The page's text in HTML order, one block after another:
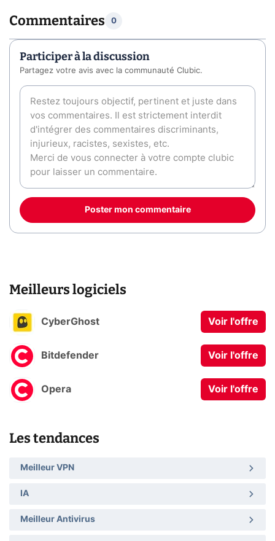
Commentaires 0
Participer à la discussion
Partagez votre avis avec la communauté Clubic.
Poster mon commentaire
Meilleurs logiciels
CyberGhost Voir l'offre
Bitdefender Voir l'offre
Opera Voir l'offre
Les tendances
Meilleur VPN
IA
Meilleur Antivirus